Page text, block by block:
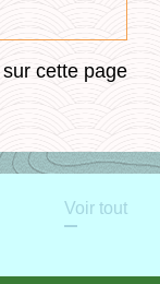
cette page
Voir tout